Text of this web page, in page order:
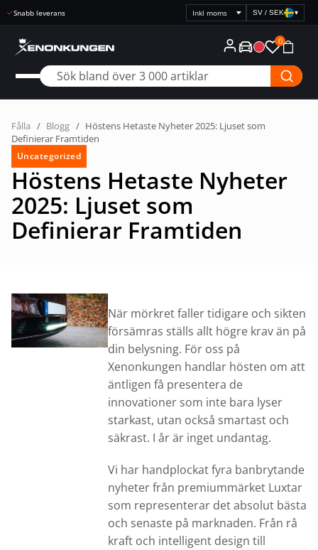
Snabb leverans
Välj
prisvisning
SV / SEK ▾
0
Fålla / Blogg / Höstens Hetaste Nyheter 2025: Ljuset som
Definierar Framtiden
Uncategorized
Höstens Hetaste Nyheter
2025: Ljuset som
Definierar Framtiden
När mörkret faller tidigare och sikten
försämras ställs allt högre krav än på
din belysning. För oss på
Xenonkungen handlar hösten om att
äntligen få presentera de
innovationer som inte bara lyser
starkast, utan också smartast och
säkrast. I år är inget undantag.
Vi har handplockat fyra banbrytande
nyheter från premiummärket Luxtar
som representerar det absolut bästa
och senaste på marknaden. Från rå
kraft och intelligent design till